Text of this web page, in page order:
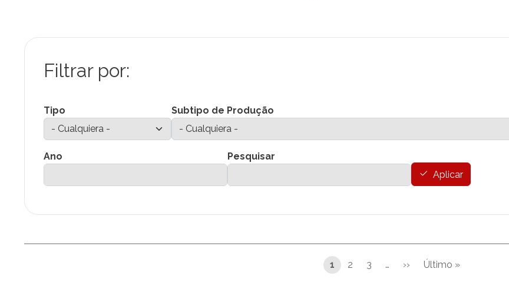
Tipo Subtipo de Produção
Ano
Pesquisar
Aplicar
1 2 3 … ››
Siguiente página
Último »
Última página